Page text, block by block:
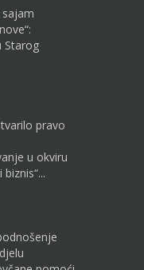
Starog
pravo
u okviru